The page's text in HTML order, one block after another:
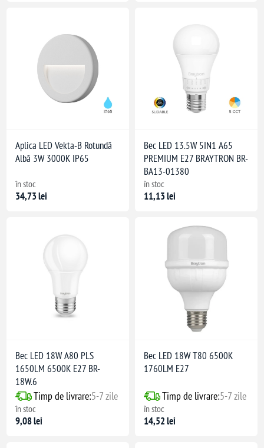
Aplica LED Vekta-B Rotundă
Albă 3W 3000K IP65
în stoc
34,73 lei
Bec LED 13.5W 5IN1 A65
PREMIUM E27 BRAYTRON BR-
BA13-01380
în stoc
11,13 lei
Bec LED 18W A80 PLS
1650LM 6500K E27 BR-
18W.6
Timp de livrare:5-7 zile
în stoc
9,08 lei
Bec LED 18W T80 6500K
1760LM E27
Timp de livrare:5-7 zile
în stoc
14,52 lei